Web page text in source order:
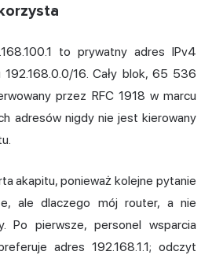
to prywatny adres IPv4
16. Cały blok, 65 536
przez RFC 1918 w marcu
adresów nigdy nie jest kierowany
akapitu, ponieważ kolejne pytanie
ale dlaczego mój router, a nie
Po pierwsze, personel wsparcia
adres 192.168.1.1; odczyt